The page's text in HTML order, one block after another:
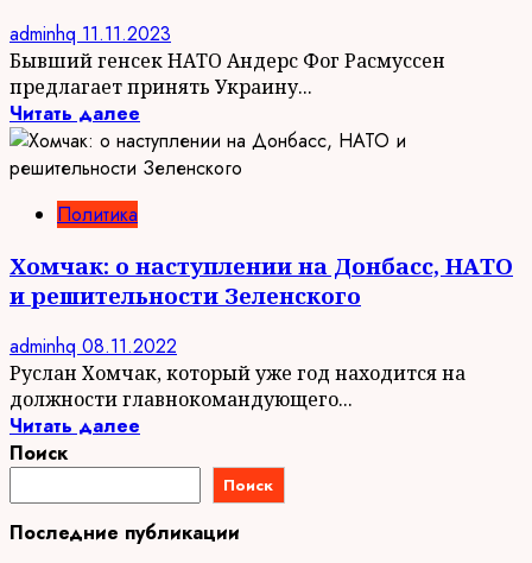
adminhq 11.11.2023
Бывший генсек НАТО Андерс Фог Расмуссен
предлагает принять Украину...
Читать далее
Политика
Хомчак: о наступлении на Донбасс, НАТО
и решительности Зеленского
adminhq 08.11.2022
Руслан Хомчак, который уже год находится на
должности главнокомандующего...
Читать далее
Поиск
Поиск
Последние публикации